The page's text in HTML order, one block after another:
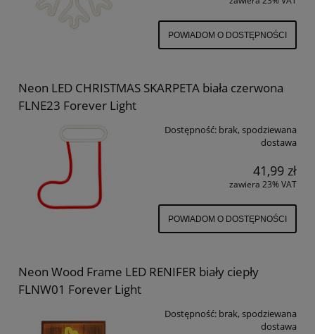
POWIADOM O DOSTĘPNOŚCI
Neon LED CHRISTMAS SKARPETA biała czerwona
FLNE23 Forever Light
Dostępność: brak, spodziewana
dostawa
41,99 zł
zawiera 23% VAT
POWIADOM O DOSTĘPNOŚCI
Neon Wood Frame LED RENIFER biały ciepły
FLNW01 Forever Light
Dostępność: brak, spodziewana
dostawa